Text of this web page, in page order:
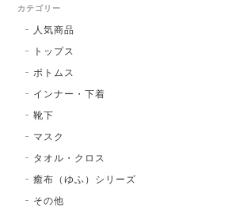
カテゴリー
人気商品
トップス
ボトムス
インナー・下着
靴下
マスク
タオル・クロス
癒布（ゆふ）シリーズ
その他